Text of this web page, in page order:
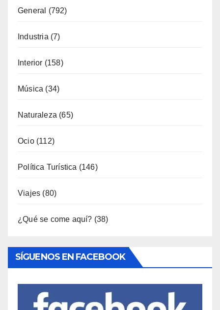
Interior(158)
Música(34)
Naturaleza(65)
Ocio(112)
Política Turística
Viajes(80)
¿Qué se come aquí?(38)
Entradas Recientes